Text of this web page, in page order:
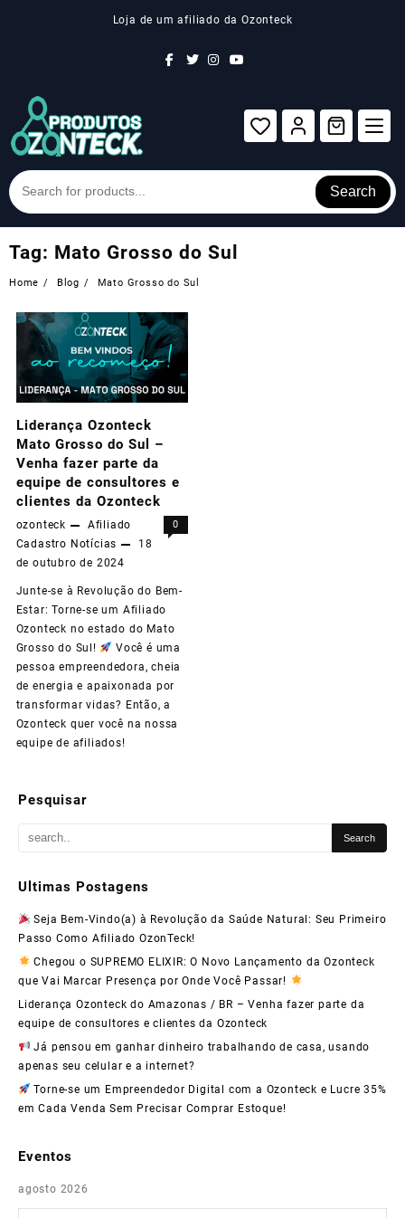
Loja de um afiliado da Ozonteck
Search
Tag: Mato Grosso do Sul
Home Blog Mato Grosso do Sul
Liderança Ozonteck
Mato Grosso do Sul –
Venha fazer parte da
equipe de consultores e
clientes da Ozonteck
ozonteck
Afiliado
Cadastro Notícias
18
de outubro de 2024
0
Junte-se à Revolução do Bem-
Estar: Torne-se um Afiliado
Ozonteck no estado do Mato
Grosso do Sul!
Você é uma
pessoa empreendedora, cheia
de energia e apaixonada por
transformar vidas? Então, a
Ozonteck quer você na nossa
equipe de afiliados!
Pesquisar
Ultimas Postagens
Seja Bem-Vindo(a) à Revolução da Saúde Natural: Seu Primeiro
Passo Como Afiliado OzonTeck!
Chegou o SUPREMO ELIXIR: O Novo Lançamento da Ozonteck
que Vai Marcar Presença por Onde Você Passar!
Liderança Ozonteck do Amazonas / BR – Venha fazer parte da
equipe de consultores e clientes da Ozonteck
Já pensou em ganhar dinheiro trabalhando de casa, usando
apenas seu celular e a internet?
Torne-se um Empreendedor Digital com a Ozonteck e Lucre 35%
em Cada Venda Sem Precisar Comprar Estoque!
Eventos
agosto 2026